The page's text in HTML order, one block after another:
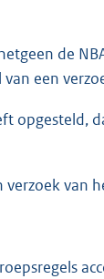
de
een
van